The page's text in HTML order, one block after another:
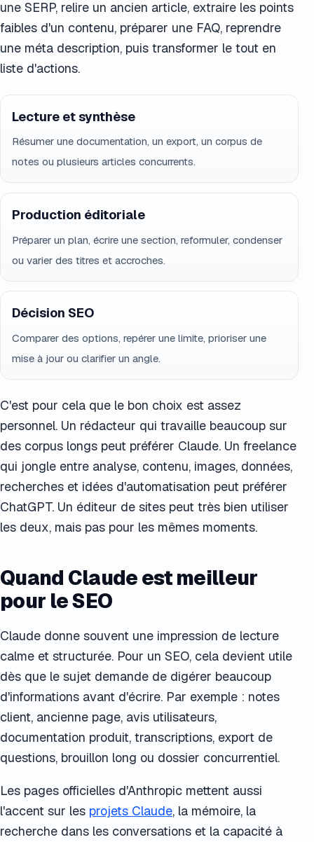
une SERP, relire un ancien article, extraire les points
faibles d'un contenu, préparer une FAQ, reprendre
une méta description, puis transformer le tout en
liste d'actions.
Lecture et synthèse
Résumer une documentation, un export, un corpus de
notes ou plusieurs articles concurrents.
Production éditoriale
Préparer un plan, écrire une section, reformuler, condenser
ou varier des titres et accroches.
Décision SEO
Comparer des options, repérer une limite, prioriser une
mise à jour ou clarifier un angle.
C'est pour cela que le bon choix est assez
personnel. Un rédacteur qui travaille beaucoup sur
des corpus longs peut préférer Claude. Un freelance
qui jongle entre analyse, contenu, images, données,
recherches et idées d'automatisation peut préférer
ChatGPT. Un éditeur de sites peut très bien utiliser
les deux, mais pas pour les mêmes moments.
Quand Claude est meilleur
pour le SEO
Claude donne souvent une impression de lecture
calme et structurée. Pour un SEO, cela devient utile
dès que le sujet demande de digérer beaucoup
d'informations avant d'écrire. Par exemple : notes
client, ancienne page, avis utilisateurs,
documentation produit, transcriptions, export de
questions, brouillon long ou dossier concurrentiel.
Les pages officielles d'Anthropic mettent aussi
l'accent sur les projets Claude, la mémoire, la
recherche dans les conversations et la capacité à